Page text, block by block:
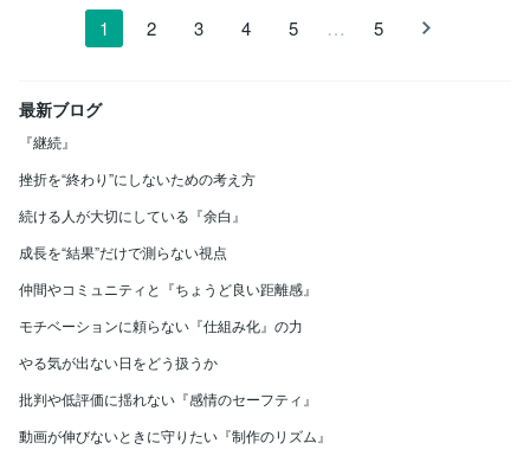
1 2 3 4 5 … 5
最新ブログ
『継続』
挫折を“終わり”にしないための考え方
続ける人が大切にしている『余白』
成長を“結果”だけで測らない視点
仲間やコミュニティと『ちょうど良い距離感』
モチベーションに頼らない『仕組み化』の力
やる気が出ない日をどう扱うか
批判や低評価に揺れない『感情のセーフティ』
動画が伸びないときに守りたい『制作のリズム』